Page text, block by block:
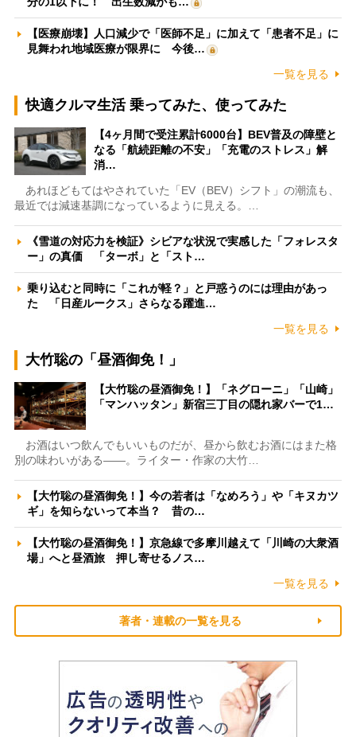
【医療崩壊】人口減少で「医師不足」に加えて「患者不足」に
見舞われ地域医療が限界に 今後…
一覧を見る
快適クルマ生活 乗ってみた、使ってみた
【4ヶ月間で受注累計6000台】BEV普及の障壁と
なる「航続距離の不安」「充電のストレス」解
消…
あれほどもてはやされていた「EV（BEV）シフト」の潮流も、
最近では減速基調になっているように見える。…
《雪道の対応力を検証》シビアな状況で実感した「フォレスタ
ー」の真価 「ターボ」と「スト…
乗り込むと同時に「これが軽？」と戸惑うのには理由があっ
た 「日産ルークス」さらなる躍進…
一覧を見る
大竹聡の「昼酒御免！」
【大竹聡の昼酒御免！】「ネグローニ」「山崎」
「マンハッタン」新宿三丁目の隠れ家バーで1…
お酒はいつ飲んでもいいものだが、昼から飲むお酒にはまた格
別の味わいがある――。ライター・作家の大竹…
【大竹聡の昼酒御免！】今の若者は「なめろう」や「キヌカツ
ギ」を知らないって本当？ 昔の…
【大竹聡の昼酒御免！】京急線で多摩川越えて「川崎の大衆酒
場」へと昼酒旅 押し寄せるノス…
一覧を見る
著者・連載の一覧を見る